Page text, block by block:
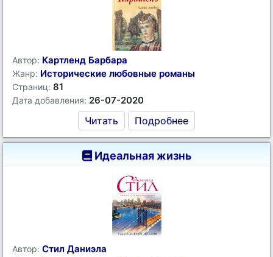
Автор: Картленд Барбара
Жанр: Исторические любовные романы
Страниц: 81
Дата добавления: 26-07-2020
Читать Подробнее
Идеальная жизнь
Автор: Стил Даниэла